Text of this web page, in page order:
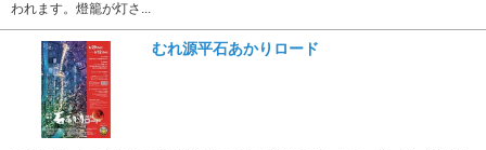
われます。燈籠が灯さ...
むれ源平石あかりロード